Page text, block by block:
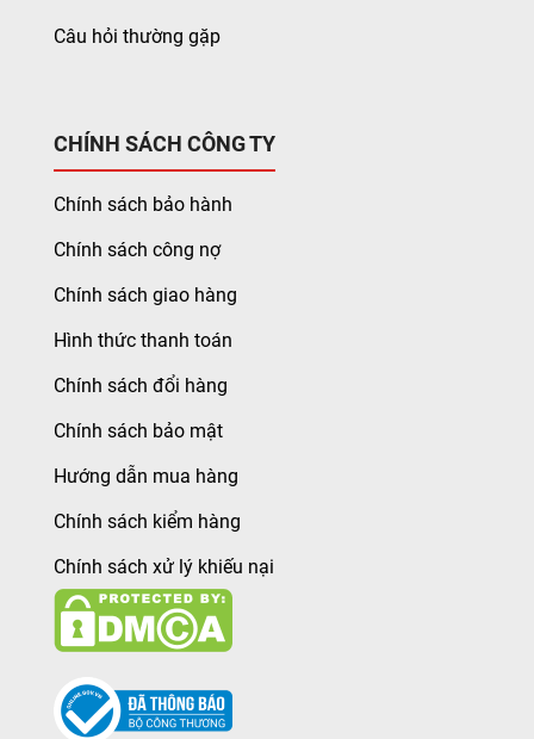
Câu hỏi thường gặp
CHÍNH SÁCH CÔNG TY
Chính sách bảo hành
Chính sách công nợ
Chính sách giao hàng
Hình thức thanh toán
Chính sách đổi hàng
Chính sách bảo mật
Hướng dẫn mua hàng
Chính sách kiểm hàng
Chính sách xử lý khiếu nại